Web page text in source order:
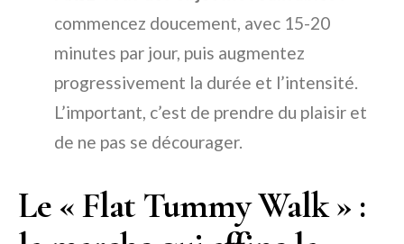
commencez doucement, avec 15-20
minutes par jour, puis augmentez
progressivement la durée et l’intensité.
L’important, c’est de prendre du plaisir et
de ne pas se décourager.
Le « Flat Tummy Walk » :